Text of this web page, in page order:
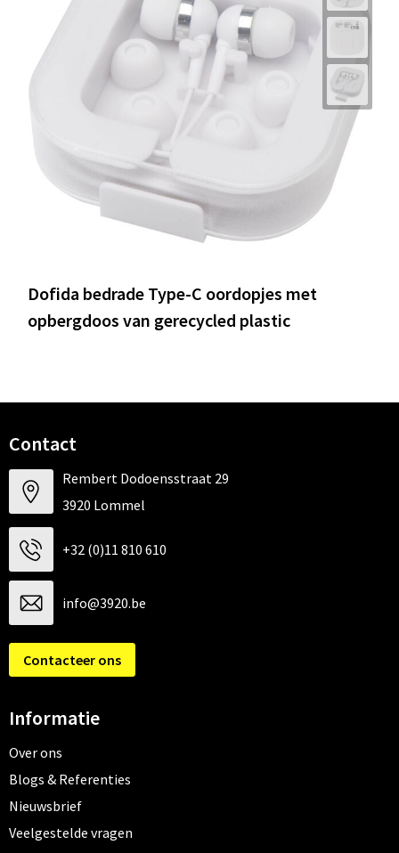
Dofida bedrade Type-C oordopjes met
opbergdoos van gerecycled plastic
Contact
Rembert Dodoensstraat 29
3920 Lommel
+32 (0)11 810 610
info@3920.be
Contacteer ons
Informatie
Over ons
Blogs & Referenties
Nieuwsbrief
Veelgestelde vragen